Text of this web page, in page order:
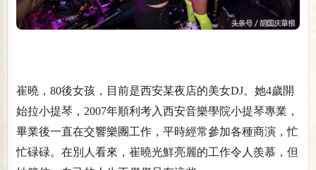
崔曉，80後女孩，目前是西安某夜店的美女DJ。她4歲開
始拉小提琴，2007年順利考入西安音樂學院小提琴專業，
畢業後一直在交響樂團工作，平時經常參加各種商演，忙
忙碌碌。在別人看來，崔曉光鮮亮麗的工作令人羨慕，但